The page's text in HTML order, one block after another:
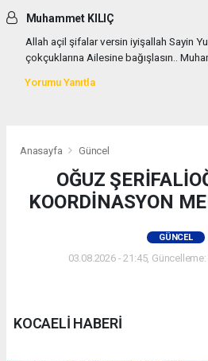
Muhammet KILIÇ
Allah açil şifalar versin iyişallah Sayin
çokçuklarına Ailesine bağışlasın..
Yorumu Yanıtla
Anasayfa Güncel
OĞUZ
KOORDİNASYON
GÜNCEL
03.08.2026 - 21:45,
KOCAELİ HABERİ